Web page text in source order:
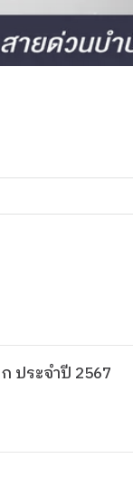
ประจำปี 2567